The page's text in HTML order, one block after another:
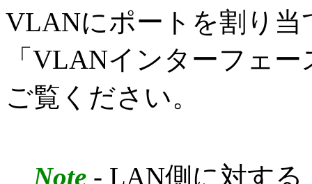
VLANにポートを割り
「VLANインターフェ
ご覧ください。
Note - LAN側に対す